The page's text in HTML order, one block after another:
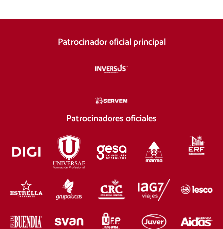
Patrocinador oficial principal
Patrocinadores oficiales